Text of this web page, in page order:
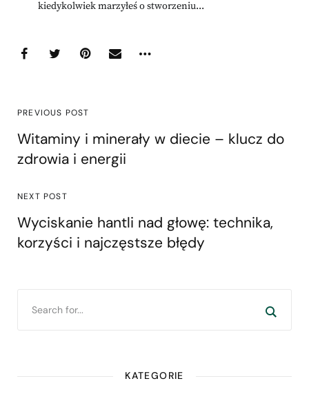
kiedykolwiek marzyłeś o stworzeniu...
PREVIOUS POST
Witaminy i minerały w diecie – klucz do
zdrowia i energii
NEXT POST
Wyciskanie hantli nad głowę: technika,
korzyści i najczęstsze błędy
KATEGORIE